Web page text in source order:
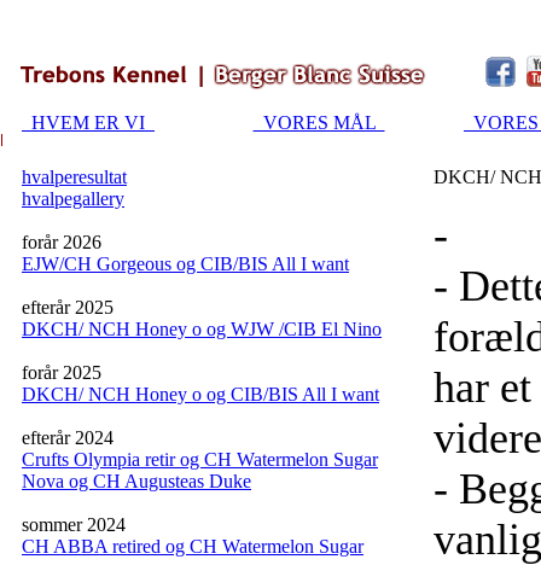
HVEM ER VI VORES MÅL
hvalperesultat
hvalpegallery
forår 2026
EJW/CH Gorgeous og CIB/BIS All I want
efterår 2025
DKCH/ NCH Honey o og WJW /CIB El Nino
forår 2025
DKCH/ NCH Honey o og CIB/BIS All I want
efterår 2024
Crufts Olympia retir og CH Watermelon Sugar
Nova og CH Augusteas Duke
sommer 2024
CH ABBA retired og CH Watermelon Sugar
DKCH/
-
-
har
-